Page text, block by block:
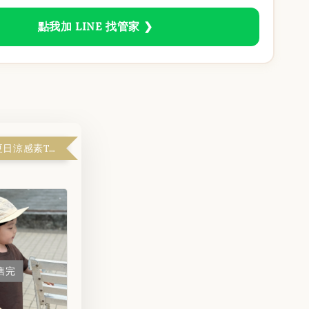
點我加 LINE 找管家 ❯
天啊！$99夏日涼感素T『滿$1999解鎖』
完